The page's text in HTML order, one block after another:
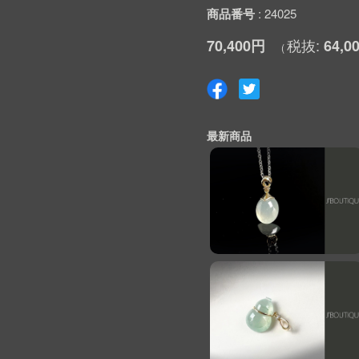
商品番号 24025
70,400円
最新商品